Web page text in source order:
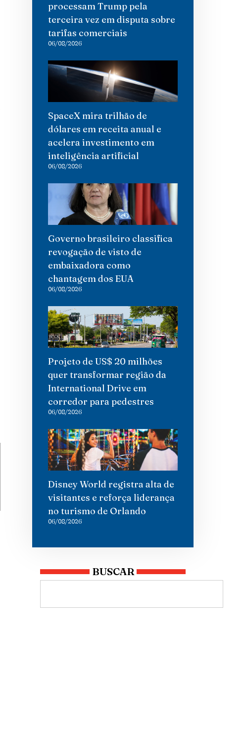
processam Trump pela
terceira vez em disputa sobre
tarifas comerciais
06/08/2026
SpaceX mira trilhão de
dólares em receita anual e
acelera investimento em
inteligência artificial
06/08/2026
Governo brasileiro classifica
revogação de visto de
embaixadora como
chantagem dos EUA
06/08/2026
Projeto de US$ 20 milhões
quer transformar região da
International Drive em
corredor para pedestres
06/08/2026
Disney World registra alta de
visitantes e reforça liderança
no turismo de Orlando
06/08/2026
BUSCAR